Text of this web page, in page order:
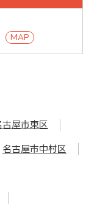
MAP
古屋市東区
名古屋市中村区